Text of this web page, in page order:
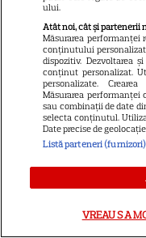
Exclusiv
16
ului.
Atât noi, cât și partenerii
Măsurarea performanței
conținutului
dispozitiv. Dezvoltarea
conținut personalizat.
personalizate.
Măsurarea
sau combinații de date
selecta conținutul.
Date precise de
Listă parteneri (furnizori)
VREAU SA